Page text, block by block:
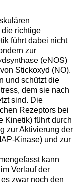
die richtige
führt dabei nicht
zur
(eNOS)
Stickoxyd (NO).
und schützt die
dem sie nach
sind. Die
Rezeptors bei
Kinetik) führt durch
zur Aktivierung der
Kinase) und zur
kann
Verlauf der
zwar noch den